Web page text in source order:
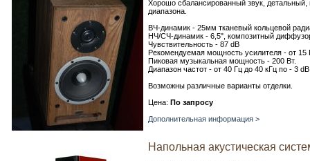
Хорошо сбалансированный звук,
диапазона.
ВЧ-динамик - 25мм тканевый кольцевой
НЧ/СЧ-динамик - 6,5", композитный
Чувствительность - 87 dB
Рекомендуемая мощность усилителя - от 15
Пиковая музыкальная мощность - 200 Вт.
Диапазон частот - от 40 Гц до 40 кГц по - 3 dB
Возможны различные варианты отделки.
Цена: По запросу
Дополнительная информация >
Напольная акустическая